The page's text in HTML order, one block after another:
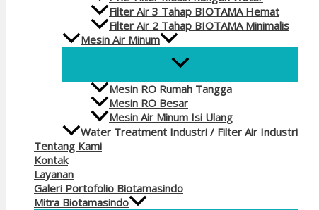
Filter Air 3 Tahap BIOTAMA Hemat
Filter Air 2 Tahap BIOTAMA Minimalis
Mesin Air Minum
Mesin RO Rumah Tangga
Mesin RO Besar
Mesin Air Minum Isi Ulang
Water Treatment Industri / Filter Air Industri
Tentang Kami
Kontak
Layanan
Galeri Portofolio Biotamasindo
Mitra Biotamasindo